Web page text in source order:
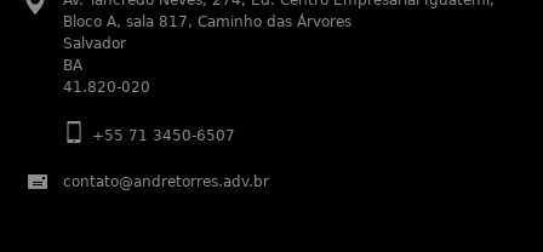
Bloco A, sala 817, Caminho das Árvores
Salvador
BA
41.820-020
+55 71 3450-6507
contato@andretorres.adv.br